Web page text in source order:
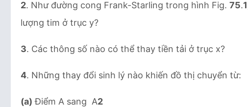
2. Như đường cong Frank-Starling trong hình Fig. 75.1
lượng tim ở trục y?
3. Các thông số nào có thể thay tiền tải ở trục x?
4. Những thay đổi sinh lý nào khiến đồ thị chuyển từ:
(a) Điểm A sang A2